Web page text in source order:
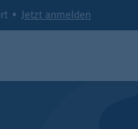
• Jetzt anmelden